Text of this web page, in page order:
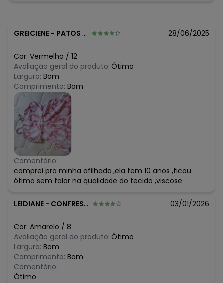
GREICIENE - PATOS DE MINAS - MG 28/06/2025
Cor: Vermelho / 12
Avaliação geral do produto: Ótimo
Largura: Bom
Comprimento: Bom
Comentário:
comprei pra minha afilhada ,ela tem 10 anos ,ficou
ótimo sem falar na qualidade do tecido ,viscose .
LEIDIANE - CONFRESA - MT 03/01/2026
Cor: Amarelo / 8
Avaliação geral do produto: Ótimo
Largura: Bom
Comprimento: Bom
Comentário:
Ótimo